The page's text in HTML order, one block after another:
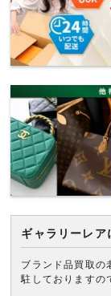
ギャラリーレア
ブランド品買取の
駐しておりますの